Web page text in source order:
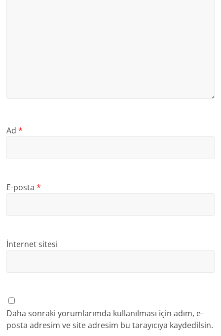
Ad*
E-posta*
İnternet sitesi
Daha sonraki yorumlarımda kullanılması için adım, e-
posta adresim ve site adresim bu tarayıcıya kaydedilsin.